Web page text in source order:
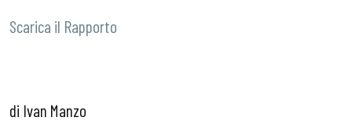
Scarica il Rapporto
di Ivan Manzo